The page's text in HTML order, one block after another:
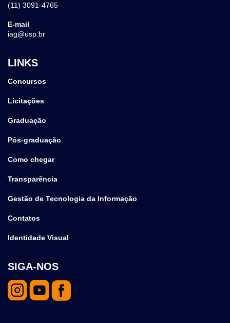
(11) 3091-4765
E-mail
iag@usp.br
LINKS
Concursos
Licitações
Graduação
Pós-graduação
Como chegar
Transparência
Gestão de Tecnologia da Informação
Contatos
Identidade Visual
SIGA-NOS